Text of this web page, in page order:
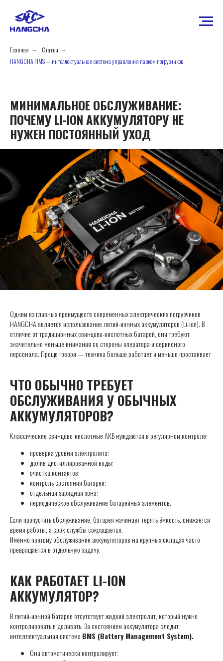
Главная → Статьи →
HANGCHA FIMS — интеллектуальная система управления парком погрузчиков
МИНИМАЛЬНОЕ ОБСЛУЖИВАНИЕ:
ПОЧЕМУ LI-ION АККУМУЛЯТОРУ НЕ
НУЖЕН ПОСТОЯННЫЙ УХОД
Одним из главных преимуществ современных электрических погрузчиков
HANGCHA является использование литий-ионных аккумуляторов (Li-ion). В
отличие от традиционных свинцово-кислотных батарей, они требуют
значительно меньше внимания со стороны оператора и сервисного
персонала. Проще говоря — техника больше работает и меньше простаивает
ЧТО ОБЫЧНО ТРЕБУЕТ
ОБСЛУЖИВАНИЯ У ОБЫЧНЫХ
АККУМУЛЯТОРОВ?
Классические свинцово-кислотные АКБ нуждаются в регулярном контроле:
проверка уровня электролита;
долив дистиллированной воды;
очистка контактов;
контроль состояния батареи;
отдельная зарядная зона;
периодическое обслуживание батарейных элементов.
Если пропустить обслуживание, батарея начинает терять ёмкость, снижается
время работы, а срок службы сокращается.
Именно поэтому обслуживание аккумуляторов на крупных складах часто
превращается в отдельную задачу.
КАК РАБОТАЕТ LI-ION
АККУМУЛЯТОР?
В литий-ионной батарее отсутствует жидкий электролит, который нужно
контролировать и доливать. За состоянием аккумулятора следит
интеллектуальная система BMS (Battery Management System).
Она автоматически контролирует: